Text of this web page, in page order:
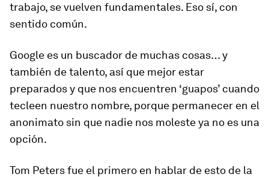
trabajo, se vuelven fundamentales. Eso sí, con
sentido común.
Google es un buscador de muchas cosas… y
también de talento, así que mejor estar
preparados y que nos encuentren ‘guapos’ cuando
tecleen nuestro nombre, porque permanecer en el
anonimato sin que nadie nos moleste ya no es una
opción.
Tom Peters fue el primero en hablar de esto de la